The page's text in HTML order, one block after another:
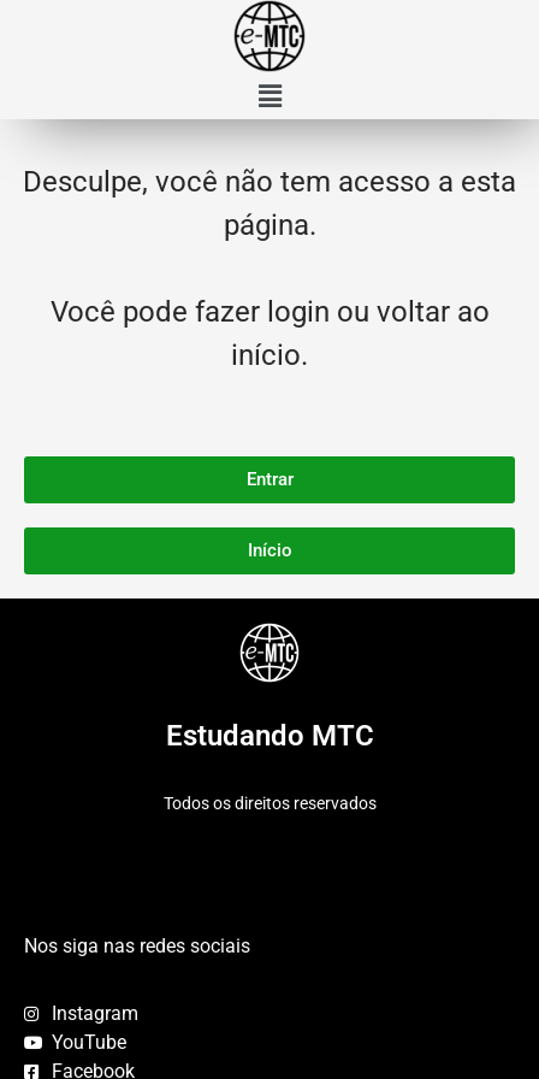
Desculpe, você não tem acesso a esta
página.
Você pode fazer login ou voltar ao
início.
Entrar
Início
Estudando MTC
Todos os direitos reservados
Nos siga nas redes sociais
Instagram
YouTube
Facebook